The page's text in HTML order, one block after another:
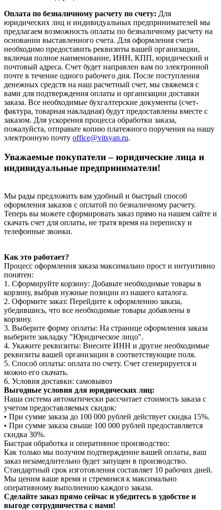
Оплата по безналичному расчету по счету: Для
юридических лиц и индивидуальных предпринимателей мы
предлагаем возможность оплаты по безналичному расчету на
основании выставленного счета. Для оформления счета
необходимо предоставить реквизиты вашей организации,
включая полное наименование, ИНН, КПП, юридический и
почтовый адреса. Счет будет направлен вам по электронной
почте в течение одного рабочего дня. После поступления
денежных средств на наш расчетный счет, мы свяжемся с
вами для подтверждения оплаты и организации доставки
заказа. Все необходимые бухгалтерские документы (счет-
фактура, товарная накладная) будут предоставлены вместе с
заказом. Для ускорения процесса обработки заказа,
пожалуйста, отправьте копию платежного поручения на нашу
электронную почту office@vitsyan.ru.
Уважаемые покупатели – юридические лица и
индивидуальные предприниматели!
Мы рады предложить вам удобный и быстрый способ
оформления заказов с оплатой по безналичному расчету.
Теперь вы можете сформировать заказ прямо на нашем сайте и
скачать счет для оплаты, не тратя время на переписку и
телефонные звонки.
Как это работает?
Процесс оформления заказа максимально прост и интуитивно
понятен:
1. Сформируйте корзину: Добавьте необходимые товары в
корзину, выбрав нужные позиции из нашего каталога.
2. Оформите заказ: Перейдите к оформлению заказа,
убедившись, что все необходимые товары добавлены в
корзину.
3. Выберите форму оплаты: На странице оформления заказа
выберите закладку "Юридическое лицо".
4. Укажите реквизиты: Внесите ИНН и другие необходимые
реквизиты вашей организации в соответствующие поля.
5. Способ оплаты: оплата по счету. Счет сгенерируется и
можно его скачать.
6. Условия доставки: самовывоз
Выгодные условия для юридических лиц:
Наша система автоматически рассчитает стоимость заказа с
учетом предоставляемых скидок:
• При сумме заказа до 100 000 рублей действует скидка 15%.
• При сумме заказа свыше 100 000 рублей предоставляется
скидка 30%.
Быстрая обработка и оперативное производство:
Как только мы получим подтверждение вашей оплаты, ваш
заказ незамедлительно будет запущен в производство.
Стандартный срок изготовления составляет 10 рабочих дней.
Мы ценим ваше время и стремимся к максимально
оперативному выполнению каждого заказа.
Сделайте заказ прямо сейчас и убедитесь в удобстве и
выгоде сотрудничества с нами!